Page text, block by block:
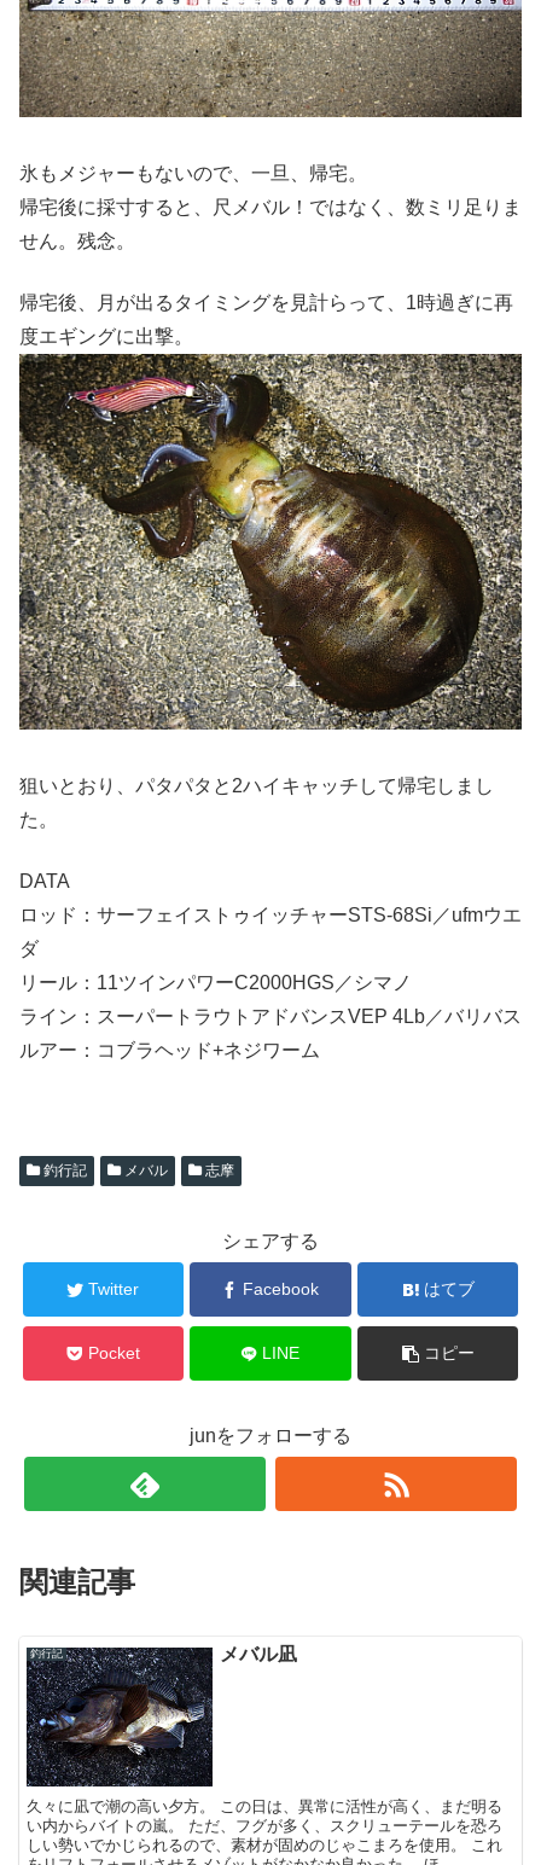
氷もメジャーもないので、一旦、帰宅。
帰宅後に採寸すると、尺メバル！ではなく、数ミリ足りま
せん。残念。
帰宅後、月が出るタイミングを見計らって、1時過ぎに再
度エギングに出撃。
狙いとおり、パタパタと2ハイキャッチして帰宅しまし
た。
DATA
ロッド：サーフェイストゥイッチャーSTS-68Si／ufmウエ
ダ
リール：11ツインパワーC2000HGS／シマノ
ライン：スーパートラウトアドバンスVEP 4Lb／バリバス
ルアー：コブラヘッド+ネジワーム
釣行記 メバル 志摩
シェアする
Twitter Facebook はてブ
Pocket LINE コピー
junをフォローする
関連記事
釣行記 メバル凪
久々に凪で潮の高い夕方。 この日は、異常に活性が高く、まだ明る
い内からバイトの嵐。 ただ、フグが多く、スクリューテールを恐ろ
しい勢いでかじられるので、素材が固めのじゃこまろを使用。 これ